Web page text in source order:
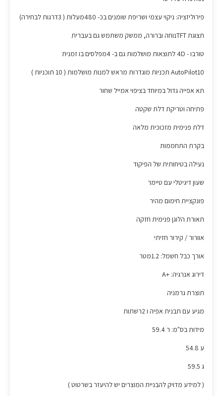
פירוליזציה: ניקוי עצמי ושריפת שומנים בכ- 480מעלות ( 3דרגות לבחירה)
תצוגת TFTנוחה וברורה, ממשק משתמש גם בעברית
טורבו - 4D לתוצאות מושלמות גם ב- 4מפלסים בו זמנית
AutoPilot10 תכניות מוגדרות מראש למנות מושלמות ( 10 תוכניות )
תא אפייה גדול במיוחד בציפוי אמייל שחור
פתיחה וטריקת דלת שקטה
דלת פנימית מזכוכית מלאה
בקרת התחממות
נעילה בטיחותית של הפיקוד
שעון דיגיטלי עם טיימר
פונקציית חימום מהיר
תאורת הלוגן פנימית חזקה
אוורור / קירור חזיתי
אורך כבל חשמל: 1.2מטר
דירוג אנרגיה: +A
תוצרת גרמניה
מגיע עם תבנית אפיה ו 2רשתות
מידות בס"מ: ר 59.4
ע 54.8
ג 59.5
( למידע מדויק להבניית המוצרים יש להיעזר בשרטוט )